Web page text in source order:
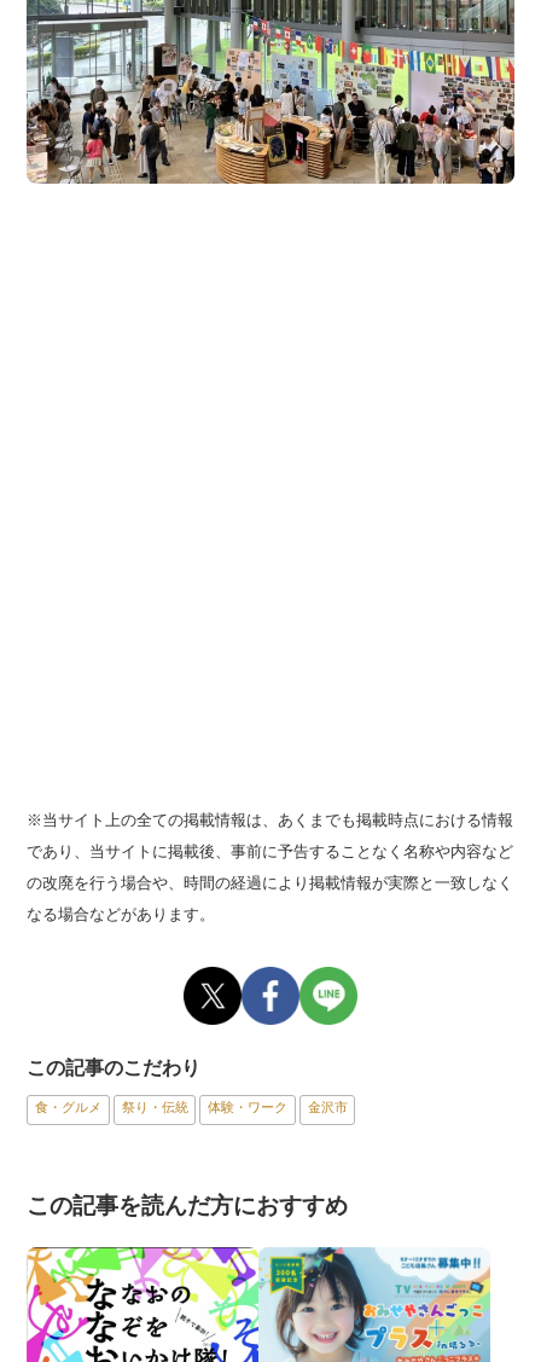
※当サイト上の全ての掲載情報は、あくまでも掲載時点における情報
であり、当サイトに掲載後、事前に予告することなく名称や内容など
の改廃を行う場合や、時間の経過により掲載情報が実際と一致しなく
なる場合などがあります。
この記事のこだわり
食・グルメ 祭り・伝統 体験・ワーク 金沢市
この記事を読んだ方におすすめ